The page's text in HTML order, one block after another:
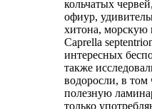
кольчатых
офиур,
хитона, морскую
Caprella
интересных
также
водоросли, в том
полезную
только